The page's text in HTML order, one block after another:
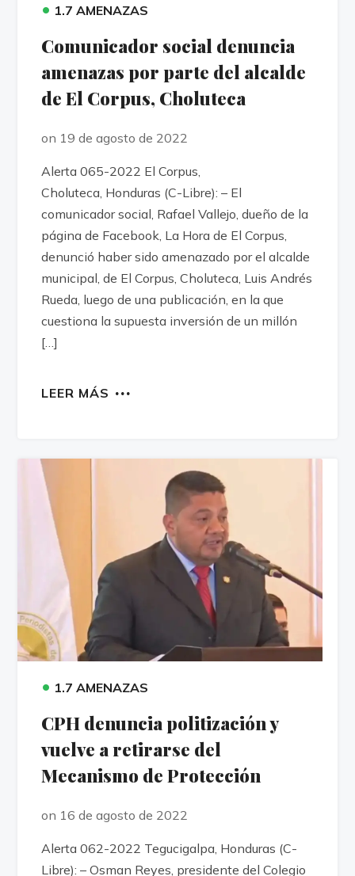
• 1.7 AMENAZAS
Comunicador social denuncia
amenazas por parte del alcalde
de El Corpus, Choluteca
on 19 de agosto de 2022
Alerta 065-2022 El Corpus,
Choluteca, Honduras (C-Libre): – El
comunicador social, Rafael Vallejo, dueño de la
página de Facebook, La Hora de El Corpus,
denunció haber sido amenazado por el alcalde
municipal, de El Corpus, Choluteca, Luis Andrés
Rueda, luego de una publicación, en la que
cuestiona la supuesta inversión de un millón
[…]
LEER MÁS
• 1.7 AMENAZAS
CPH denuncia politización y
vuelve a retirarse del
Mecanismo de Protección
on 16 de agosto de 2022
Alerta 062-2022 Tegucigalpa, Honduras (C-
Libre): – Osman Reyes, presidente del Colegio